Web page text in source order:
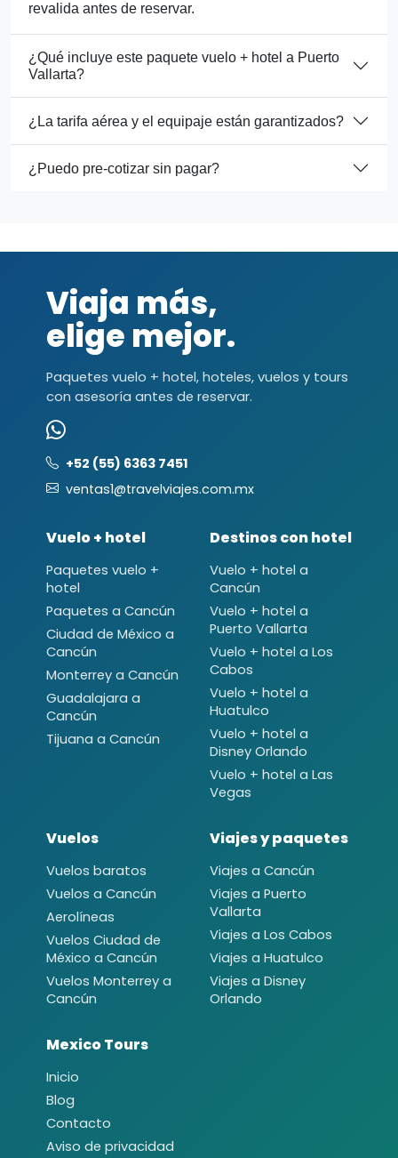
revalida antes de reservar.
¿Qué incluye este paquete vuelo + hotel a Puerto
Vallarta?
¿La tarifa aérea y el equipaje están garantizados?
¿Puedo pre-cotizar sin pagar?
Viaja más,
elige mejor.
Paquetes vuelo + hotel, hoteles, vuelos y tours
con asesoría antes de reservar.
+52 (55) 6363 7451
ventas1@travelviajes.com.mx
Vuelo + hotel
Paquetes vuelo +
hotel
Paquetes a Cancún
Ciudad de México a
Cancún
Monterrey a Cancún
Guadalajara a
Cancún
Tijuana a Cancún
Destinos con hotel
Vuelo + hotel a
Cancún
Vuelo + hotel a
Puerto Vallarta
Vuelo + hotel a Los
Cabos
Vuelo + hotel a
Huatulco
Vuelo + hotel a
Disney Orlando
Vuelo + hotel a Las
Vegas
Vuelos
Vuelos baratos
Vuelos a Cancún
Aerolíneas
Vuelos Ciudad de
México a Cancún
Vuelos Monterrey a
Cancún
Viajes y paquetes
Viajes a Cancún
Viajes a Puerto
Vallarta
Viajes a Los Cabos
Viajes a Huatulco
Viajes a Disney
Orlando
Mexico Tours
Inicio
Blog
Contacto
Aviso de privacidad